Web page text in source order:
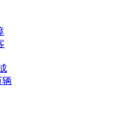
辆